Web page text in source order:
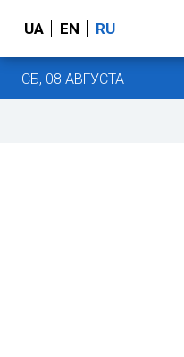
UA EN RU
СБ, 08 АВГУСТА